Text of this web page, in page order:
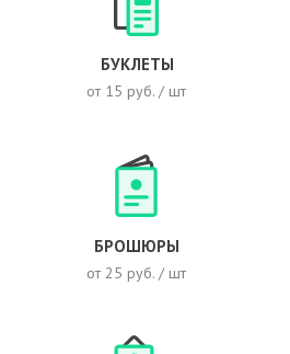
от 25 руб. / шт
БРОШЮРЫ
от 15 руб. / шт
БУКЛЕТЫ